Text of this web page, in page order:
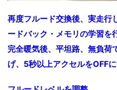
再度フルード交換後、実走行
ードバック・メモリの学習を
完全暖気後、平坦路、無負
げ、5秒以上アクセルをOFFに